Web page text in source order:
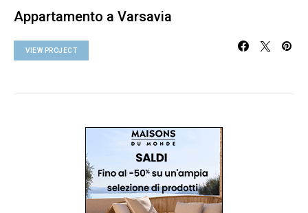
Appartamento a Varsavia
VIEW PROJECT